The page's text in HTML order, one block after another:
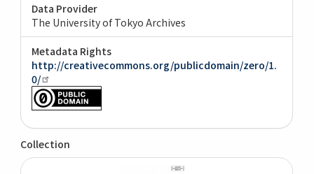
Data Provider
The University of Tokyo Archives
Metadata Rights
http://creativecommons.org/publicdomain/zero/1.
0/
Collection